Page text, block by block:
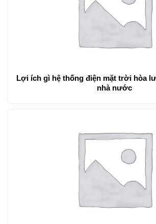
Lợi ích gì hệ thống điện mặt trời hòa
nhà nước